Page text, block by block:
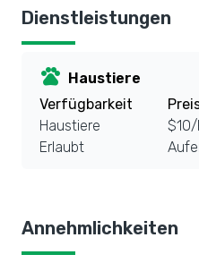
Dienstleistungen
pets Haustiere
Verfügbarkeit
Haustiere
Erlaubt
$10/
Annehmlichkeiten